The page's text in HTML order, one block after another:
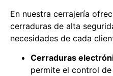
En nuestra cerrajería
cerraduras de alta
necesidades de cada
Cerraduras
permite el control